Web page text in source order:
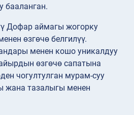
бааланган.
Дофар аймагы жогорку
өзгөчө белгилүү.
менен кошо уникалдуу
өзгөчө сапатына
чогултулган мурам-суу
жана тазалыгы менен